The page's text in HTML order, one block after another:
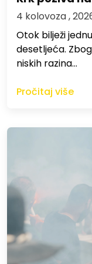
4 kolovoza ,
Otok bilježi
desetljeća.
niskih razina…
Pročitaj više